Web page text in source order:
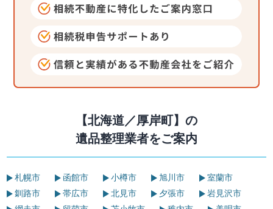
【北海道／厚岸町】の
遺品整理業者をご案内
札幌市 函館市 小樽市 旭川市
室蘭市
釧路市
帯広市 北見市 夕張市
岩見沢市